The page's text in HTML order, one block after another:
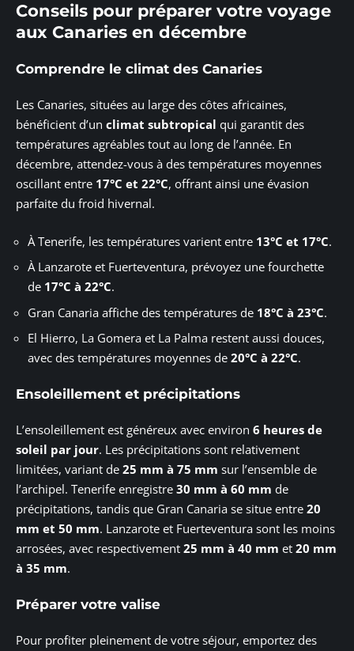
Conseils pour préparer votre voyage
aux Canaries en décembre
Comprendre le climat des Canaries
Les Canaries, situées au large des côtes africaines,
bénéficient d’un climat subtropical qui garantit des
températures agréables tout au long de l’année. En
décembre, attendez-vous à des températures moyennes
oscillant entre 17°C et 22°C, offrant ainsi une évasion
parfaite du froid hivernal.
À Tenerife, les températures varient entre 13°C et 17°C.
À Lanzarote et Fuerteventura, prévoyez une fourchette
de 17°C à 22°C.
Gran Canaria affiche des températures de 18°C à 23°C.
El Hierro, La Gomera et La Palma restent aussi douces,
avec des températures moyennes de 20°C à 22°C.
Ensoleillement et précipitations
L’ensoleillement est généreux avec environ 6 heures de
soleil par jour. Les précipitations sont relativement
limitées, variant de 25 mm à 75 mm sur l’ensemble de
l’archipel. Tenerife enregistre 30 mm à 60 mm de
précipitations, tandis que Gran Canaria se situe entre 20
mm et 50 mm. Lanzarote et Fuerteventura sont les moins
arrosées, avec respectivement 25 mm à 40 mm et 20 mm
à 35 mm.
Préparer votre valise
Pour profiter pleinement de votre séjour, emportez des